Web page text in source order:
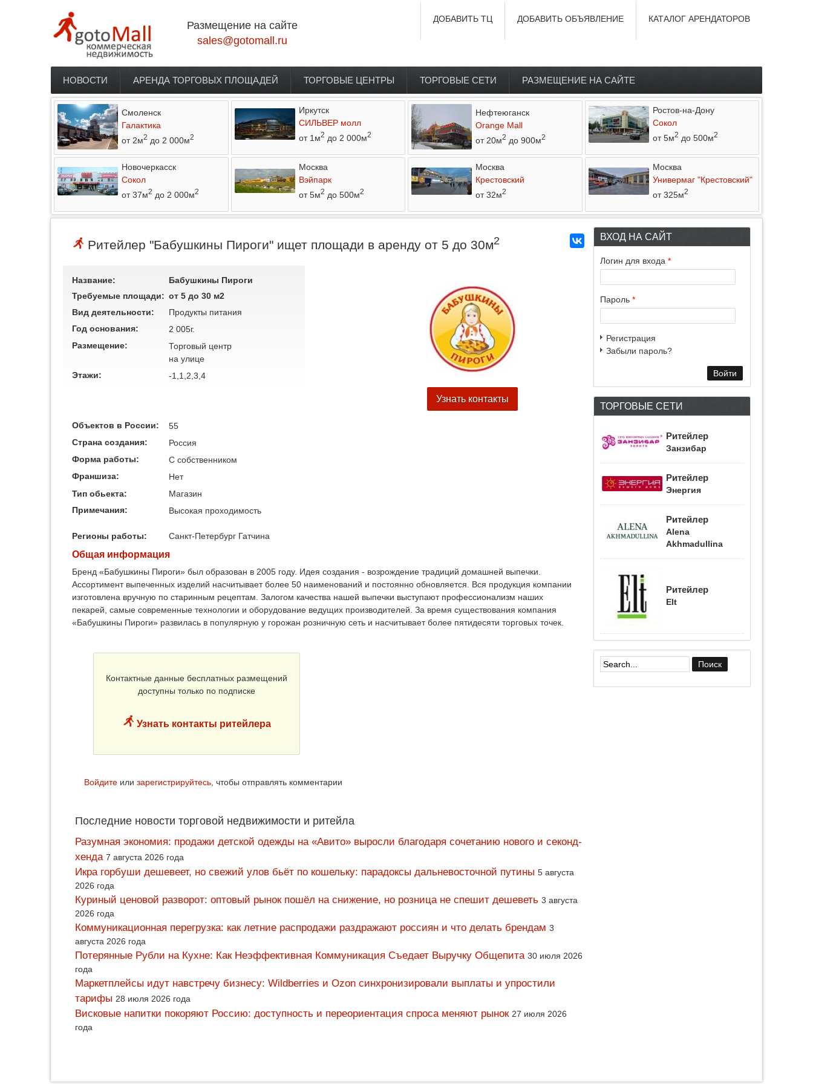
Размещение на сайте
sales@gotomall.ru
КАТАЛОГ АРЕНДАТОРОВ
ДОБАВИТЬ ОБЪЯВЛЕНИЕ
ДОБАВИТЬ ТЦ
Главное меню
НОВОСТИ АРЕНДА ТОРГОВЫХ ПЛОЩАДЕЙ ТОРГОВЫЕ ЦЕНТРЫ ТОРГОВЫЕ СЕТИ РАЗМЕЩЕНИЕ НА САЙТЕ
Смоленск
Галактика
от 2м2 до 2 000м2
Иркутск
СИЛЬВЕР молл
от 1м2 до 2 000м2
Нефтеюганск
Orange Mall
от 20м2 до 900м2
Ростов-на-Дону
Сокол
от 5м2 до 500м2
Новочеркасск
Сокол
от 37м2 до 2 000м2
Москва
Вэйпарк
от 5м2 до 500м2
Москва
Крестовский
от 32м2
Москва
Универмаг "Крестовский"
от 325м2
Ритейлер "Бабушкины Пироги" ищет площади в аренду от 5 до 30м2
Название:
Бабушкины Пироги
Требуемые площади: от 5 до 30 м2
Вид деятельности:
Продукты питания
Год основания:
2 005г.
Размещение:
Торговый центр
на улице
Этажи:
-1,1,2,3,4
Узнать контакты
Объектов в России:
55
Страна создания:
Россия
Форма работы:
C собственником
Франшиза:
Нет
Тип обьекта:
Магазин
Примечания:
Высокая проходимость
Регионы работы: Санкт-Петербург Гатчина
Общая информация
Бренд «Бабушкины Пироги» был образован в 2005 году. Идея создания - возрождение традиций домашней выпечки.
Ассортимент выпеченных изделий насчитывает более 50 наименований и постоянно обновляется. Вся продукция компании
изготовлена вручную по старинным рецептам. Залогом качества нашей выпечки выступают профессионализм наших
пекарей, самые современные технологии и оборудование ведущих производителей. За время существования компания
«Бабушкины Пироги» развилась в популярную у горожан розничную сеть и насчитывает более пятидесяти торговых точек.
Контактные данные бесплатных размещений
доступны только по подписке
Узнать контакты ритейлера
Войдите или зарегистрируйтесь, чтобы отправлять комментарии
Последние новости торговой недвижимости и ритейла
Разумная экономия: продажи детской одежды на «Авито» выросли благодаря сочетанию нового и секонд-
хенда 7 августа 2026 года
Икра горбуши дешевеет, но свежий улов бьёт по кошельку: парадоксы дальневосточной путины 5 августа
2026 года
Куриный ценовой разворот: оптовый рынок пошёл на снижение, но розница не спешит дешеветь 3 августа
2026 года
Коммуникационная перегрузка: как летние распродажи раздражают россиян и что делать брендам 3
августа 2026 года
Потерянные Рубли на Кухне: Как Неэффективная Коммуникация Съедает Выручку Общепита 30 июля 2026
года
Маркетплейсы идут навстречу бизнесу: Wildberries и Ozon синхронизировали выплаты и упростили
тарифы 28 июля 2026 года
Висковые напитки покоряют Россию: доступность и переориентация спроса меняют рынок 27 июля 2026
года
ВХОД НА САЙТ
Логин для входа *
Пароль *
Регистрация
Забыли пароль?
ТОРГОВЫЕ СЕТИ
Ритейлер
Занзибар
Ритейлер
Энергия
Ритейлер
Alena
Akhmadullina
Ритейлер
Elt
Форма поиска